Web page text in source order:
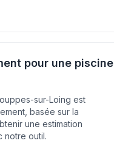
pour une piscine
sur-Loing est
basée sur la
une estimation
notre outil.